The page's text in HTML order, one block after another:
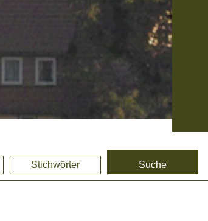
Stichwörter Suche